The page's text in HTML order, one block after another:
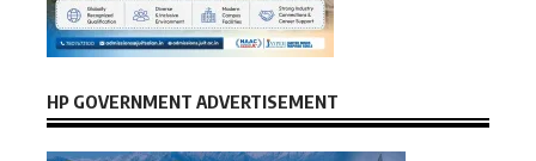
HP GOVERNMENT ADVERTISEMENT